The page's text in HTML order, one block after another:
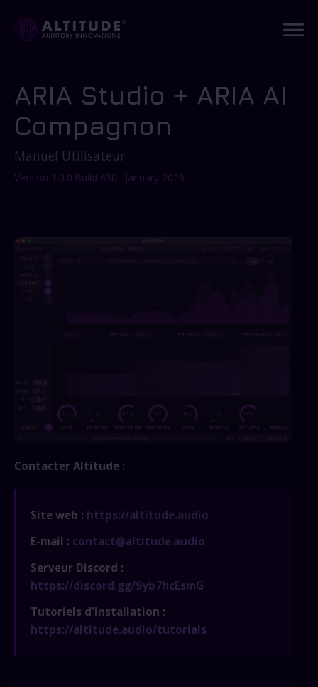
ARIA Studio + ARIA AI
Compagnon
Manuel Utilisateur
Version 1.0.0 Build 630 · January 2026
Contacter Altitude :
Site web : https://altitude.audio
E-mail : contact@altitude.audio
Serveur Discord :
https://discord.gg/9yb7hcEsmG
Tutoriels d'installation :
https://altitude.audio/tutorials